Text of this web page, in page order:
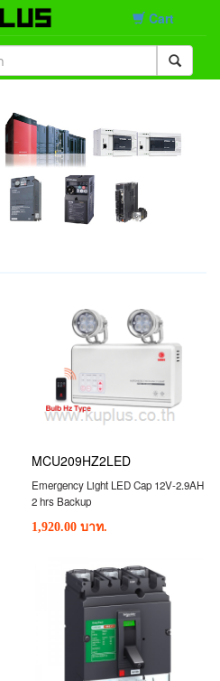
Cart
MCU209HZ2LED
Emergency Light LED Cap 12V-2.9AH
2 hrs Backup
1,920.00 บาท.